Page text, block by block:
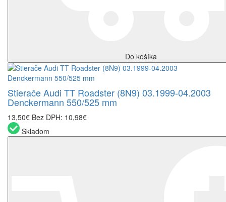
Do košíka
Stierače Audi TT Roadster (8N9) 03.1999-04.2003
Denckermann 550/525 mm
13,50€ Bez DPH: 10,98€
Skladom